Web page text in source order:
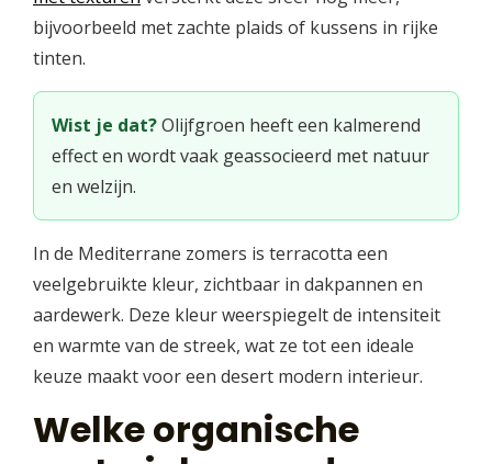
bijvoorbeeld met zachte plaids of kussens in rijke
tinten.
Wist je dat?Olijfgroen heeft een kalmerend
effect en wordt vaak geassocieerd met natuur
en welzijn.
In de Mediterrane zomers is terracotta een
veelgebruikte kleur, zichtbaar in dakpannen en
aardewerk. Deze kleur weerspiegelt de intensiteit
en warmte van de streek, wat ze tot een ideale
keuze maakt voor een desert modern interieur.
Welke organische